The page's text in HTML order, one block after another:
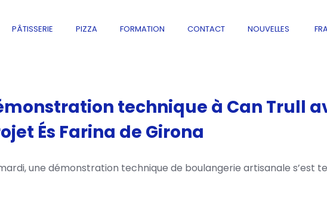
PÂTISSERIE PIZZA FORMATION CONTACT NOUVELLES
technique à Can Trull
És Farina de Girona
une démonstration technique de boulangerie artisanale s’est